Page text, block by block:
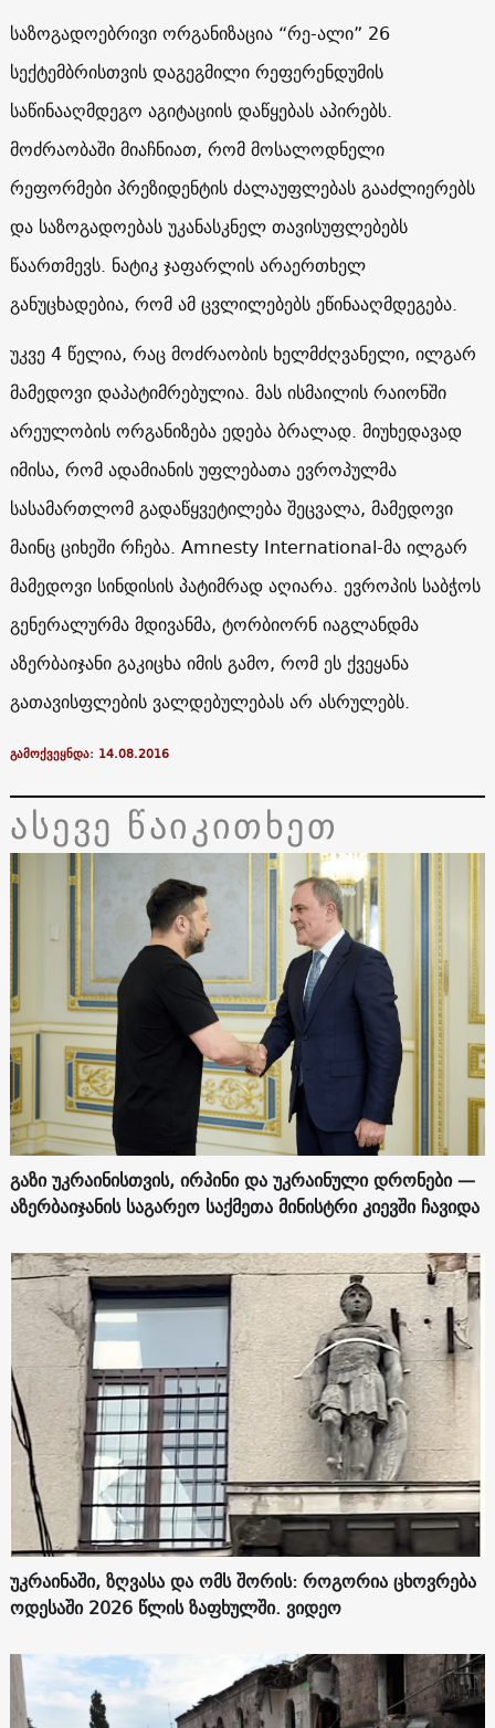
საზოგადოებრივი ორგანიზაცია “რე-ალი” 26
სექტემბრისთვის დაგეგმილი რეფერენდუმის
საწინააღმდეგო აგიტაციის დაწყებას აპირებს.
მოძრაობაში მიაჩნიათ, რომ მოსალოდნელი
რეფორმები პრეზიდენტის ძალაუფლებას გააძლიერებს
და საზოგადოებას უკანასკნელ თავისუფლებებს
წაართმევს. ნატიკ ჯაფარლის არაერთხელ
განუცხადებია, რომ ამ ცვლილებებს ეწინააღმდეგება.
უკვე 4 წელია, რაც მოძრაობის ხელმძღვანელი, ილგარ
მამედოვი დაპატიმრებულია. მას ისმაილის რაიონში
არეულობის ორგანიზება ედება ბრალად. მიუხედავად
იმისა, რომ ადამიანის უფლებათა ევროპულმა
სასამართლომ გადაწყვეტილება შეცვალა, მამედოვი
მაინც ციხეში რჩება. Amnesty International-მა ილგარ
მამედოვი სინდისის პატიმრად აღიარა. ევროპის საბჭოს
გენერალურმა მდივანმა, ტორბიორნ იაგლანდმა
აზერბაიჯანი გაკიცხა იმის გამო, რომ ეს ქვეყანა
გათავისფლების ვალდებულებას არ ასრულებს.
გამოქვეყნდა: 14.08.2016
ასევე წაიკითხეთ
გაზი უკრაინისთვის, ირპინი და უკრაინული დრონები —
აზერბაიჯანის საგარეო საქმეთა მინისტრი კიევში ჩავიდა
უკრაინაში, ზღვასა და ომს შორის: როგორია ცხოვრება
ოდესაში 2026 წლის ზაფხულში. ვიდეო